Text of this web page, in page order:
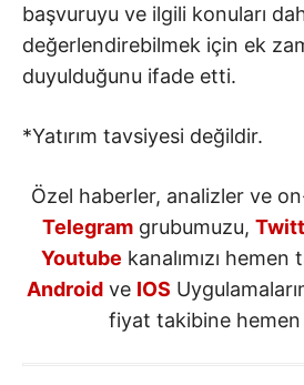
başvuruyu ve ilgili konuları
değerlendirebilmek için ek
duyulduğunu ifade etti.
*Yatırım tavsiyesi değildir.
Özel haberler, analizler ve
Telegramgrubumuzu,
Youtube kanalımızı
Androidve IOS
fiyat takibine hemen